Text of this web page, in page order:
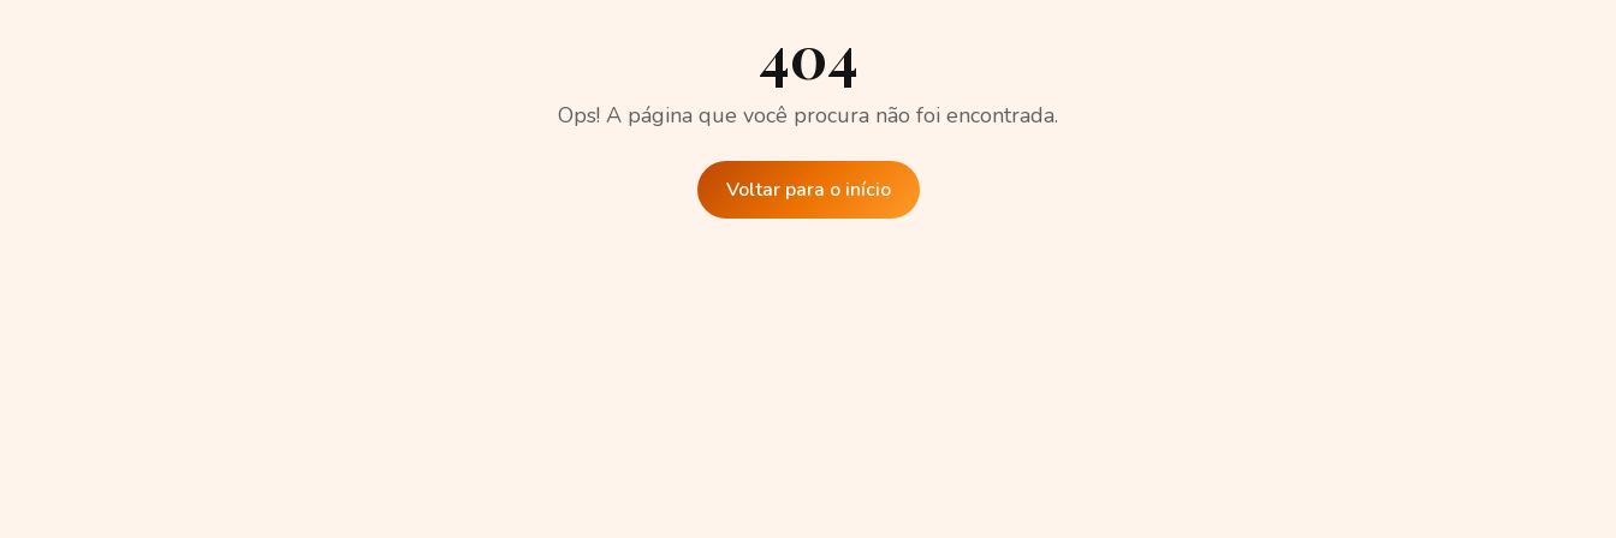
404
Ops! A página que você procura não foi encontrada.
Voltar para o início